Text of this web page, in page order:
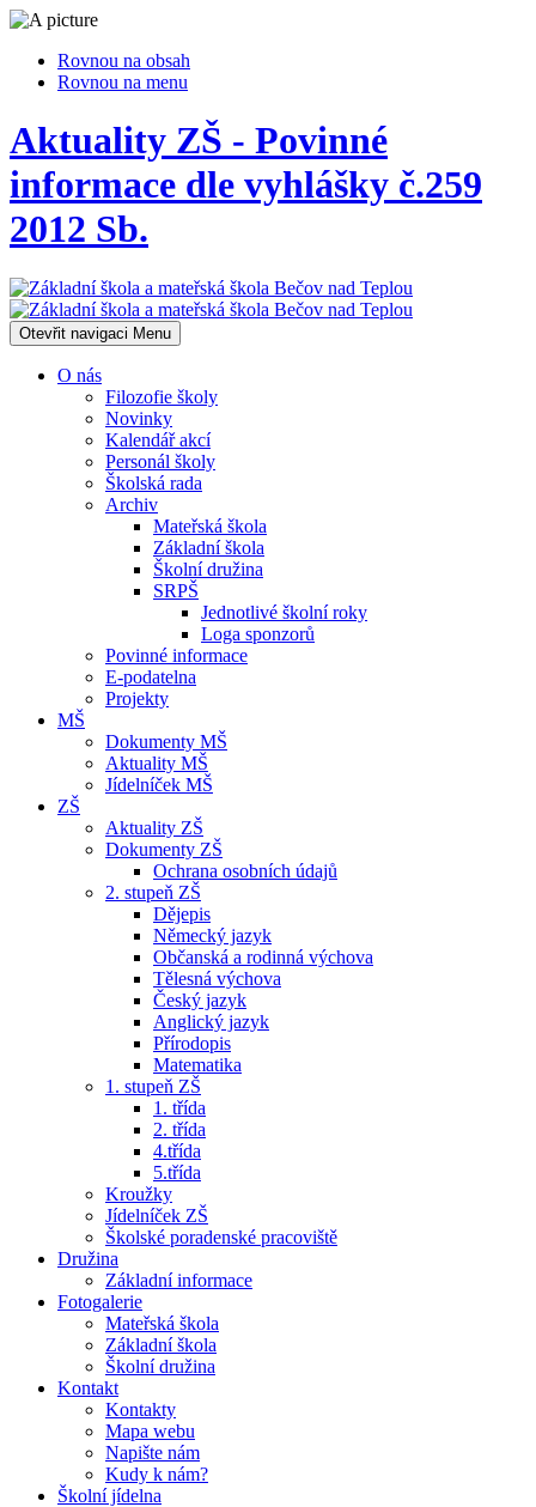
Rovnou na obsah
Rovnou na menu
Aktuality ZŠ - Povinné
informace dle vyhlášky č.259
2012 Sb.
Otevřit navigaci Menu
O nás
Filozofie školy
Novinky
Kalendář akcí
Personál školy
Školská rada
Archiv
Mateřská škola
Základní škola
Školní družina
SRPŠ
Jednotlivé školní roky
Loga sponzorů
Povinné informace
E-podatelna
Projekty
MŠ
Dokumenty MŠ
Aktuality MŠ
Jídelníček MŠ
ZŠ
Aktuality ZŠ
Dokumenty ZŠ
Ochrana osobních údajů
2. stupeň ZŠ
Dějepis
Německý jazyk
Občanská a rodinná výchova
Tělesná výchova
Český jazyk
Anglický jazyk
Přírodopis
Matematika
1. stupeň ZŠ
1. třída
2. třída
4.třída
5.třída
Kroužky
Jídelníček ZŠ
Školské poradenské pracoviště
Družina
Základní informace
Fotogalerie
Mateřská škola
Základní škola
Školní družina
Kontakt
Kontakty
Mapa webu
Napište nám
Kudy k nám?
Školní jídelna